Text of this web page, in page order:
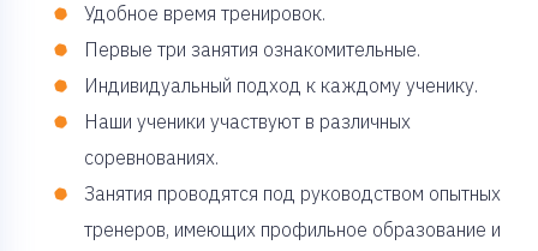
Удобное время тренировок.
Первые три занятия ознакомительные.
Индивидуальный подход к каждому ученику.
Наши ученики участвуют в различных
соревнованиях.
Занятия проводятся под руководством опытных
тренеров, имеющих профильное образование и